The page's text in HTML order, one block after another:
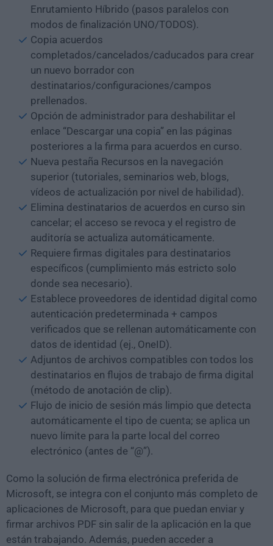
Enrutamiento Híbrido (pasos paralelos con
modos de finalización UNO/TODOS).
Copia acuerdos
completados/cancelados/caducados para crear
un nuevo borrador con
destinatarios/configuraciones/campos
prellenados.
Opción de administrador para deshabilitar el
enlace “Descargar una copia” en las páginas
posteriores a la firma para acuerdos en curso.
Nueva pestaña Recursos en la navegación
superior (tutoriales, seminarios web, blogs,
vídeos de actualización por nivel de habilidad).
Elimina destinatarios de acuerdos en curso sin
cancelar; el acceso se revoca y el registro de
auditoría se actualiza automáticamente.
Requiere firmas digitales para destinatarios
específicos (cumplimiento más estricto solo
donde sea necesario).
Establece proveedores de identidad digital como
autenticación predeterminada + campos
verificados que se rellenan automáticamente con
datos de identidad (ej., OneID).
Adjuntos de archivos compatibles con todos los
destinatarios en flujos de trabajo de firma digital
(método de anotación de clip).
Flujo de inicio de sesión más limpio que detecta
automáticamente el tipo de cuenta; se aplica un
nuevo límite para la parte local del correo
electrónico (antes de “@”).
Como la solución de firma electrónica preferida de
Microsoft, se integra con el conjunto más completo de
aplicaciones de Microsoft, para que puedan enviar y
firmar archivos PDF sin salir de la aplicación en la que
están trabajando. Además, pueden acceder a